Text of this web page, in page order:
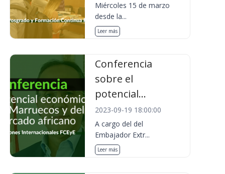
Miércoles 15 de marzo
desde la...
Leer más
Conferencia
sobre el
potencial...
2023-09-19 18:00:00
A cargo del del
Embajador Extr...
Leer más